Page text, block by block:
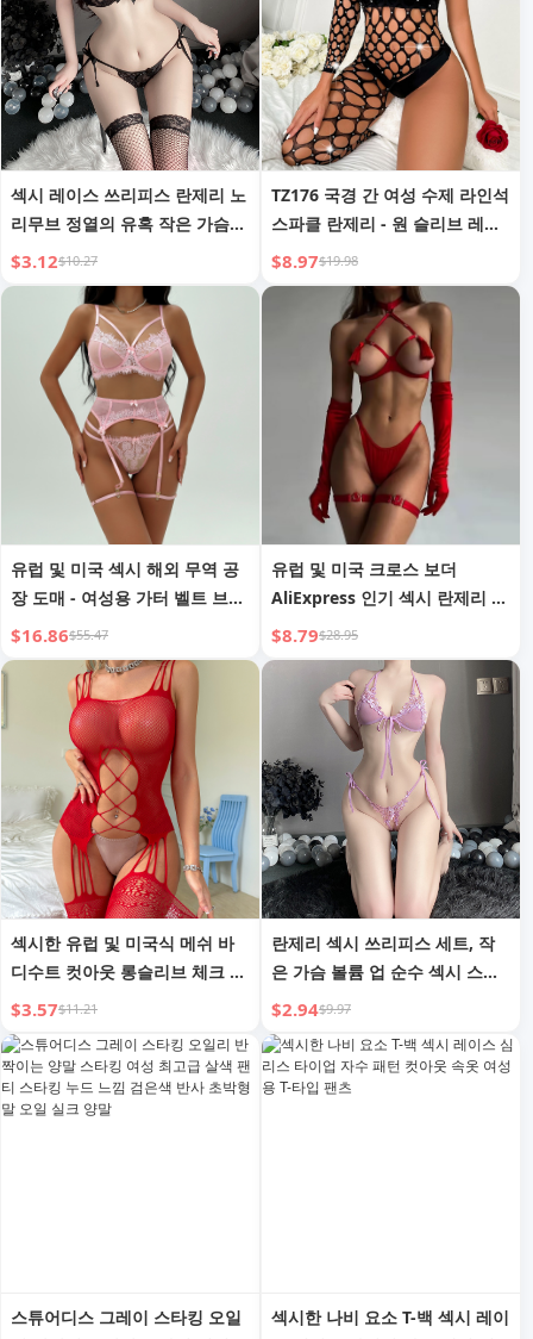
섹시 레이스 쓰리피스 란제리 노
리무브 정열의 유혹 작은 가슴
잠옷 침실 가운 8037
$3.12$10.27
TZ176 국경 간 여성 수제 라인석
스파클 란제리 - 원 슬리브 레그
바디수트 피쉬넷
$8.97$19.98
유럽 및 미국 섹시 해외 무역 공
장 도매 - 여성용 가터 벨트 브라
세트 - 여성용 레이스 발렌타인
데이 란제리
$16.86$55.47
유럽 및 미국 크로스 보더
AliExpress 인기 섹시 란제리 속
이 비어있는 노출 가슴 태슬 유
혹 오픈 크로치 란제리 여성용
재고 있음
$8.79$28.95
섹시한 유럽 및 미국식 메쉬 바
디수트 컷아웃 롱슬리브 체크 메
쉬
$3.57$11.21
란제리 섹시 쓰리피스 세트, 작
은 가슴 볼륨 업 순수 섹시 스타
일 유니폼 세트
$2.94$9.97
스튜어디스 그레이 스타킹 오일
섹시한 나비 요소 T-백 섹시 레이